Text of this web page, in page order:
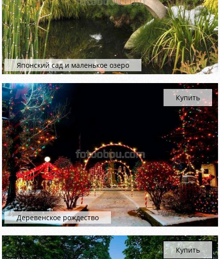
Японский сад и маленькое озеро
Деревенское рождество
Купить
Купить